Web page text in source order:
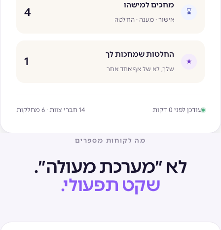
⌛
מחכים למישהו
אישור · מענה · החלטה
4
★
החלטות שמחכות לך
שלך, לא של אף אחד אחר
1
עודכן לפני 0 דקות 14 חברי צוות · 6 מחלקות
מה לקוחות מספרים
לא ״מערכת מעולה״.
שקט תפעולי.